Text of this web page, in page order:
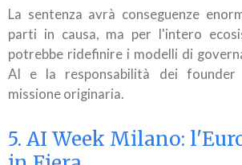
La sentenza avrà conseguenze
parti in causa, ma per l'intero
potrebbe ridefinire i modelli di
AI e la responsabilità dei
missione originaria.
5. AI Week Milano: